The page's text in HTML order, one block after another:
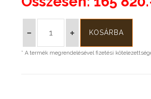
* A termék megrendelésével fizetési